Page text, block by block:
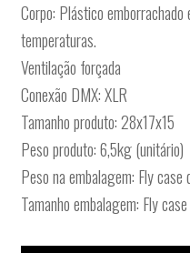
Corpo: Plástico
temperaturas.
Ventilação forçada
Conexão DMX: XLR
Tamanho produto: 28x17x15
Peso produto: 6,5kg (unitário)
Peso na embalagem: Fly case
Tamanho embalagem: Fly